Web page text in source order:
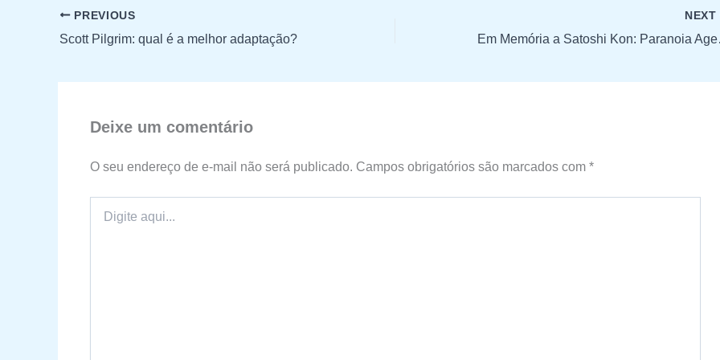
PREVIOUS
Scott Pilgrim: qual é a melhor adaptação?
NEXT
Em
Deixe um comentário
O seu endereço de e-mail não será publicado. Campos obrigatórios são marcados com *
aqui...